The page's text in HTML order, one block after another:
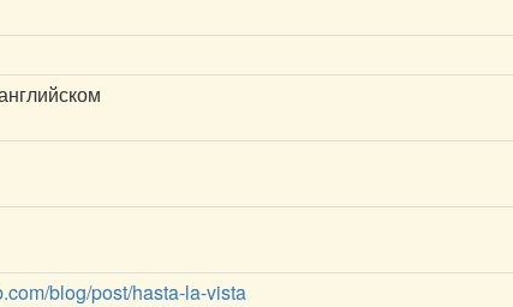
blog/post/hasta-la-vista